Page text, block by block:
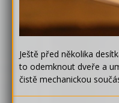
Ještě před několika
to odemknout dveře a
čistě mechanickou